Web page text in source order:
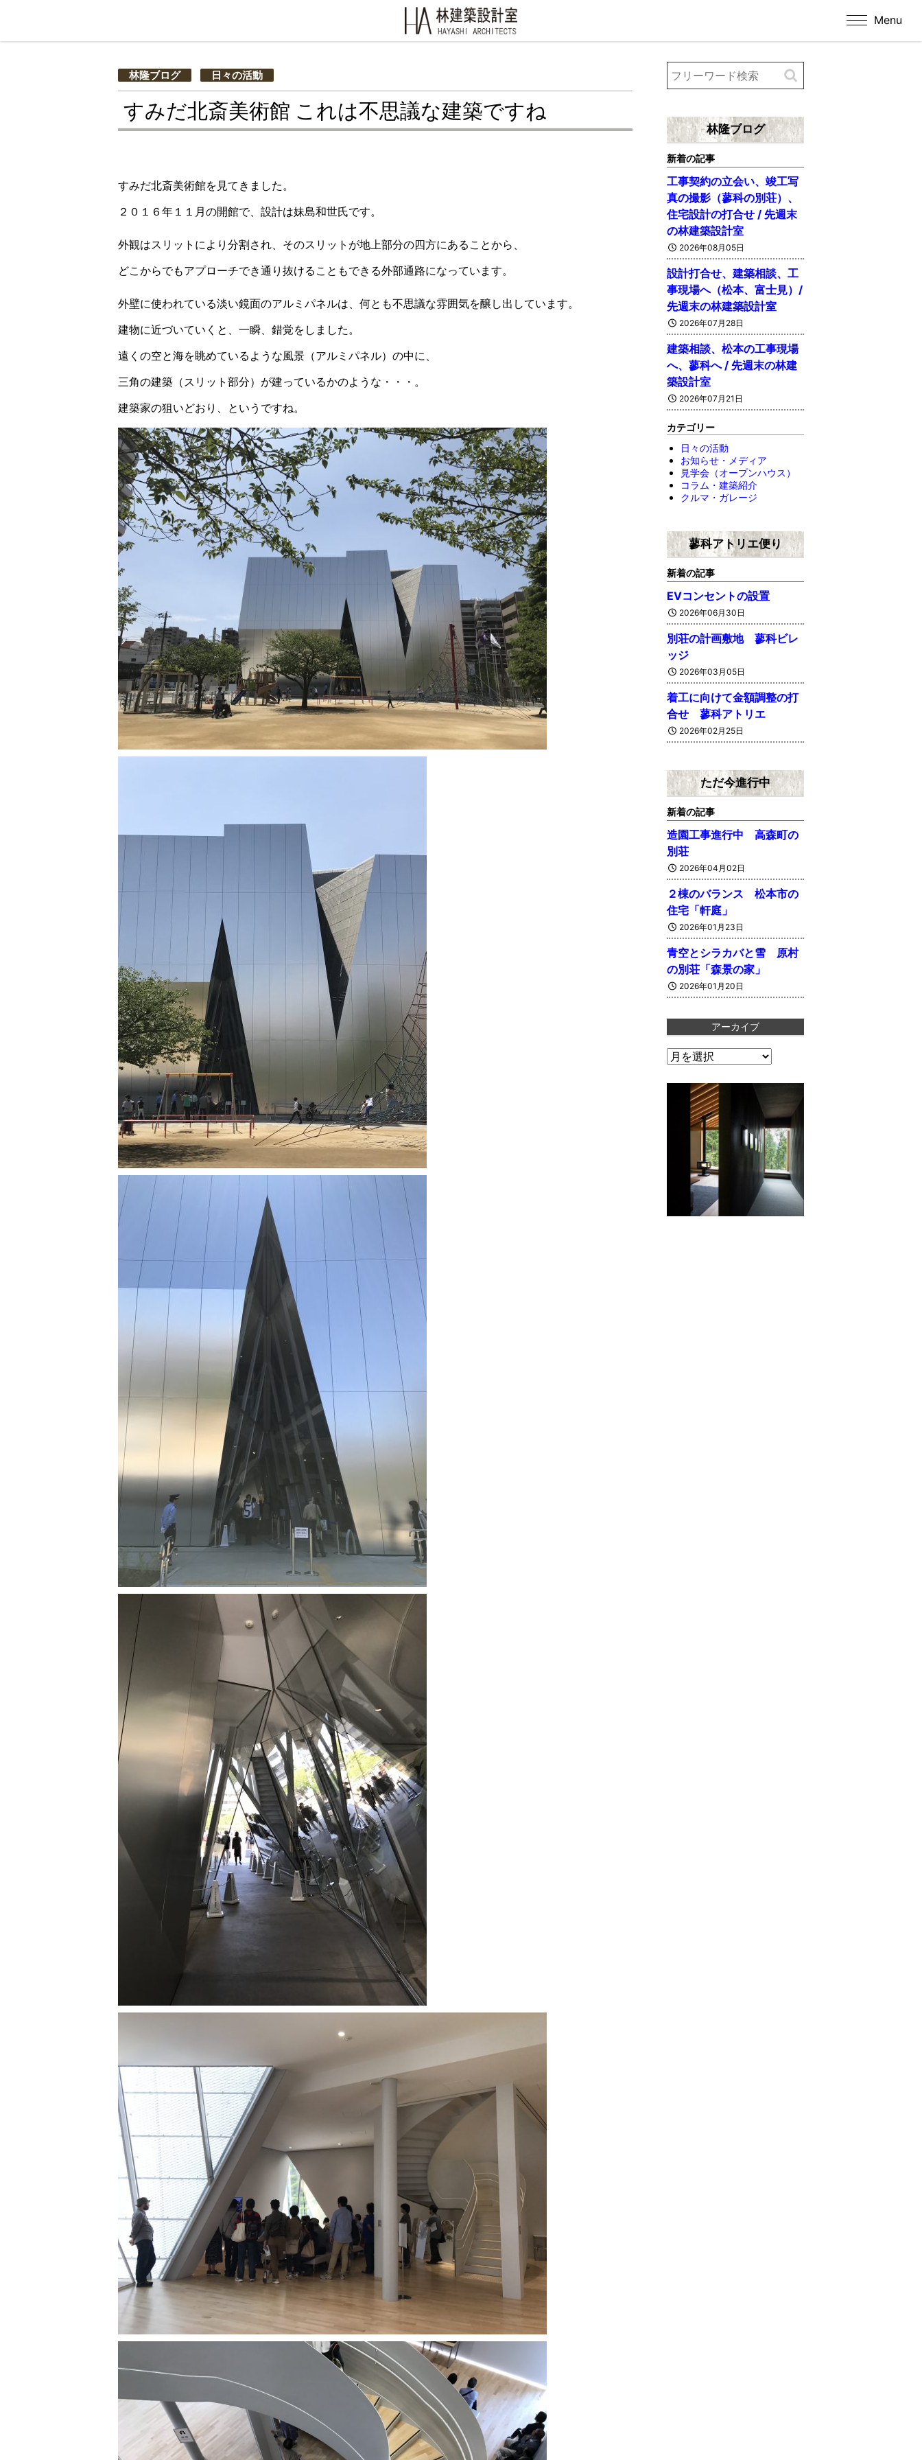
Menu
林隆ブログ 日々の活動
すみだ北斎美術館 これは不思議な建築ですね
すみだ北斎美術館を見てきました。
２０１６年１１月の開館で、設計は妹島和世氏です。
外観はスリットにより分割され、そのスリットが地上部分の四方にあることから、
どこからでもアプローチでき通り抜けることもできる外部通路になっています。
外壁に使われている淡い鏡面のアルミパネルは、何とも不思議な雰囲気を醸し出しています。
建物に近づいていくと、一瞬、錯覚をしました。
遠くの空と海を眺めているような風景（アルミパネル）の中に、
三角の建築（スリット部分）が建っているかのような・・・。
建築家の狙いどおり、というですね。
林隆ブログ
新着の記事
工事契約の立会い、竣工写
真の撮影（蓼科の別荘）、
住宅設計の打合せ / 先週末
の林建築設計室
2026年08月05日
設計打合せ、建築相談、工
事現場へ（松本、富士見）/
先週末の林建築設計室
2026年07月28日
建築相談、松本の工事現場
へ、蓼科へ / 先週末の林建
築設計室
2026年07月21日
カテゴリー
日々の活動
お知らせ・メディア
見学会（オープンハウス）
コラム・建築紹介
クルマ・ガレージ
蓼科アトリエ便り
新着の記事
EVコンセントの設置
2026年06月30日
別荘の計画敷地 蓼科ビレ
ッジ
2026年03月05日
着工に向けて金額調整の打
合せ 蓼科アトリエ
2026年02月25日
ただ今進行中
新着の記事
造園工事進行中 高森町の
別荘
2026年04月02日
２棟のバランス 松本市の
住宅「軒庭」
2026年01月23日
青空とシラカバと雪 原村
の別荘「森景の家」
2026年01月20日
アーカイブ
ア
ー